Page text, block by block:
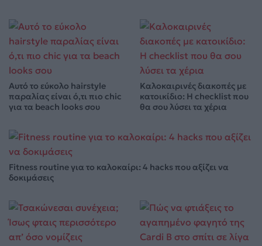
Αυτό το εύκολο hairstyle
παραλίας είναι ό,τι πιο chic
για τα beach looks σου
Καλοκαιρινές διακοπές με
κατοικίδιο: Η checklist που
θα σου λύσει τα χέρια
Fitness routine για το καλοκαίρι: 4 hacks που αξίζει να
δοκιμάσεις